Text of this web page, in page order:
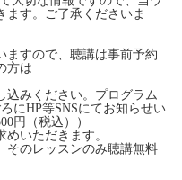
ます。ご了承くださいま
すので、聴講は事前予約
方は
込みください。プログラム
にHP等SNSにてお知らせい
円（税込））
いただきます。
のレッスンのみ聴講無料